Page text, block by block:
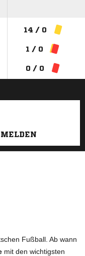
14 / 0
1 / 0
0 / 0
Fußball. Ab wann
mit den wichtigsten